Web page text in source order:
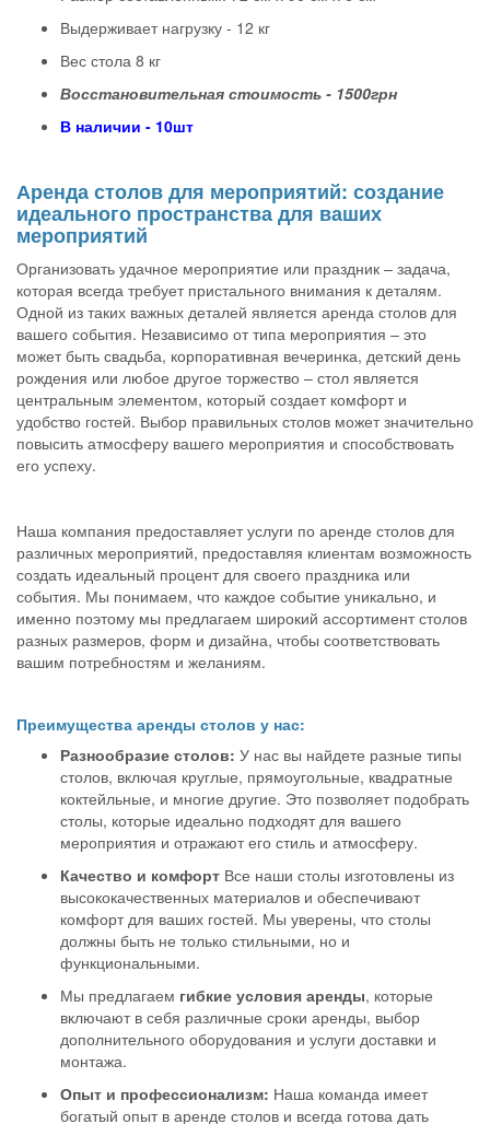
Выдерживает нагрузку - 12 кг
Вес стола 8 кг
Восстановительная стоимость - 1500грн
В наличии - 10шт
Аренда столов для мероприятий: создание
идеального пространства для ваших
мероприятий
Организовать удачное мероприятие или праздник – задача,
которая всегда требует пристального внимания к деталям.
Одной из таких важных деталей является аренда столов для
вашего события. Независимо от типа мероприятия – это
может быть свадьба, корпоративная вечеринка, детский день
рождения или любое другое торжество – стол является
центральным элементом, который создает комфорт и
удобство гостей. Выбор правильных столов может значительно
повысить атмосферу вашего мероприятия и способствовать
его успеху.
Наша компания предоставляет услуги по аренде столов для
различных мероприятий, предоставляя клиентам возможность
создать идеальный процент для своего праздника или
события. Мы понимаем, что каждое событие уникально, и
именно поэтому мы предлагаем широкий ассортимент столов
разных размеров, форм и дизайна, чтобы соответствовать
вашим потребностям и желаниям.
Преимущества аренды столов у нас:
Разнообразие столов: У нас вы найдете разные типы
столов, включая круглые, прямоугольные, квадратные
коктейльные, и многие другие. Это позволяет подобрать
столы, которые идеально подходят для вашего
мероприятия и отражают его стиль и атмосферу.
Качество и комфорт Все наши столы изготовлены из
высококачественных материалов и обеспечивают
комфорт для ваших гостей. Мы уверены, что столы
должны быть не только стильными, но и
функциональными.
Мы предлагаем гибкие условия аренды, которые
включают в себя различные сроки аренды, выбор
дополнительного оборудования и услуги доставки и
монтажа.
Опыт и профессионализм: Наша команда имеет
богатый опыт в аренде столов и всегда готова дать